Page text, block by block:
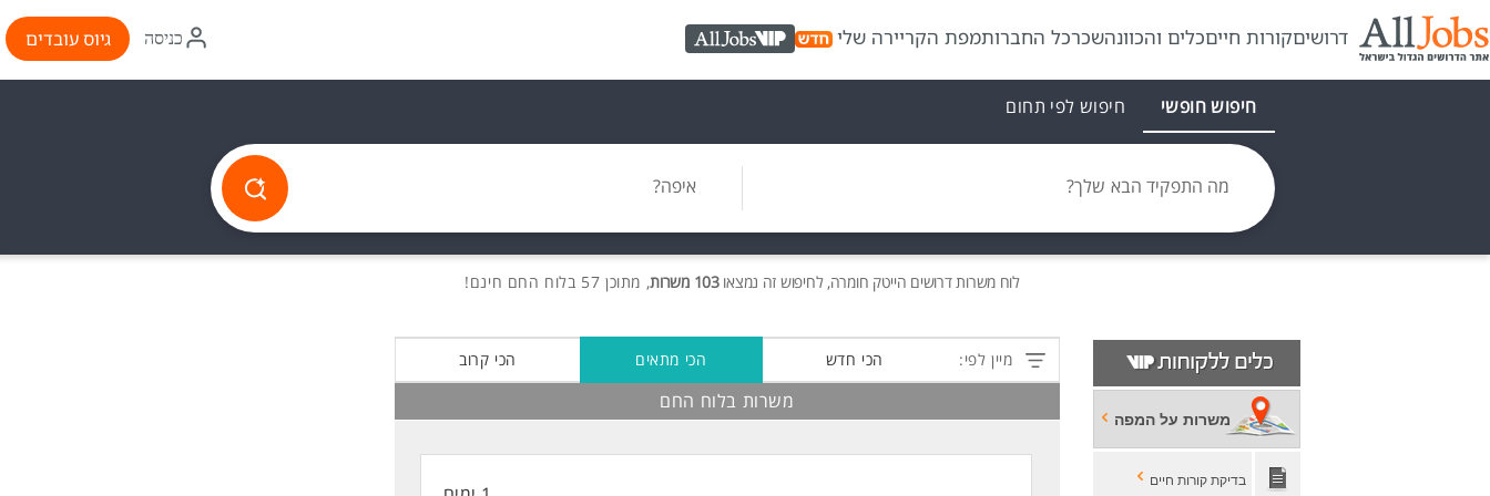
דרושיםקורות חייםכלים והכוונהשכרכל החברותמפת הקריירה שלי AllJobs VIP
איקון
התחברות
כניסה גיוס עובדים
חיפוש חופשי חיפוש לפי תחום
מה התפקיד הבא שלך? איפה?
לוח משרות דרושים הייטק חומרה, לחיפוש זה נמצאו103 משרות , מתוכן 57 בלוח החם חינם!
משרות על המפה
בדיקת קורות חיים
מיין לפי: הכי חדש הכי מתאים הכי קרוב
משרות בלוח החם